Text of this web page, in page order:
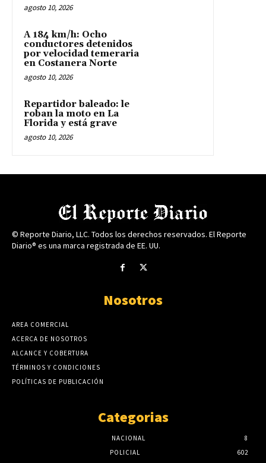
agosto 10, 2026
A 184 km/h: Ocho
conductores detenidos
por velocidad temeraria
en Costanera Norte
agosto 10, 2026
Repartidor baleado: le
roban la moto en La
Florida y está grave
agosto 10, 2026
© Reporte Diario, LLC. Todos los derechos reservados. El Reporte
Diario® es una marca registrada de EE. UU.
Nosotros
AREA COMERCIAL
ACERCA DE NOSOTROS
ALCANCE Y COBERTURA
TÉRMINOS Y CONDICIONES
POLÍTICAS DE PUBLICACIÓN
Categorias
NACIONAL
8
POLICIAL
602